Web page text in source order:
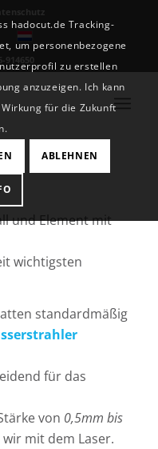
914650
und Element mit
wichtigsten
standardmäßig
für das
von 0,5mm bis
mit dem Laser.
hadocut.de Tracking-
um personenbezogene
zu erstellen
anzuzeigen. Ich kann
für die Zukunft
ABLEHNEN